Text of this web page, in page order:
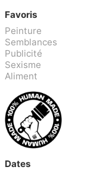
Favoris
Peinture
Semblances
Publicité
Sexisme
Aliment
Dates